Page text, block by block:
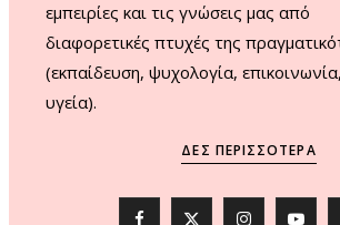
εμπειρίες και τις γνώσεις μας από
διαφορετικές πτυχές της
(εκπαίδευση, ψυχολογία,
υγεία).
ΔΕΣ ΠΕΡΙΣΣΌΤΕΡΑ
F X I Y